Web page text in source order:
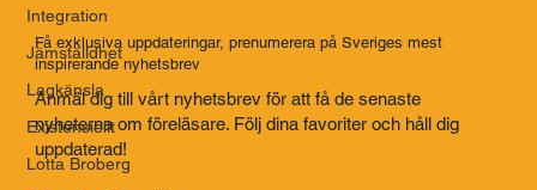
Integration
Jämställdhet
Lagkänsla
Existensiellt
Lotta Broberg
Få exklusiva uppdateringar, prenumerera på Sveriges mest
inspirerande nyhetsbrev
Anmäl dig till vårt nyhetsbrev för att få de senaste
nyheterna om föreläsare. Följ dina favoriter och håll dig
uppdaterad!